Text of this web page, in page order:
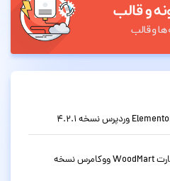
قالب فروشگاهی چندمنظوره وودمارت WoodMart ووکامرس نسخه